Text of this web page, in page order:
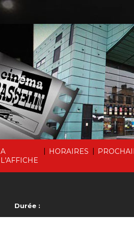
A
L'AFFICHE
| HORAIRES |
Durée :